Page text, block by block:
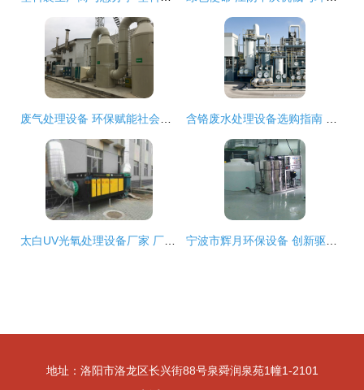
地址：洛阳市洛龙区长兴街88号泉舜润泉苑1幢1-2101